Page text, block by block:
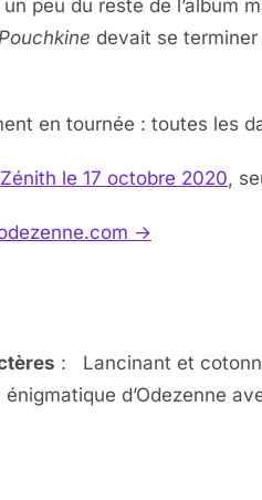
un peu du reste de l’album
devait se terminer
en tournée : toutes les
Zénith le 17 octobre 2020,
→
YouTube · le lecteur se charge
: Lancinant et
d’Odezenne